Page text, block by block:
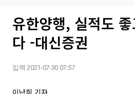
유한양행, 실적도
다 -대신증권
입력 2021-07-30 07:57
이난희 기자